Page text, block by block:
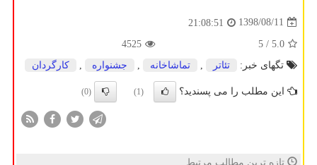
1398/08/11
21:08:51
5.0
/ 5
4525
تگهای خبر:
تئاتر تماشاخانه جشنواره كارگردان
این مطلب را می پسندید؟ (1)
(0)
تازه ترین مطالب مرتبط